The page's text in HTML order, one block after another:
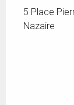
5 Place
Nazaire